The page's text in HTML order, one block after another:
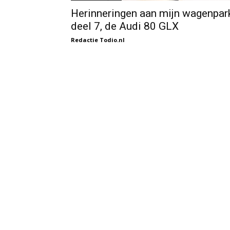
Herinneringen aan mijn
deel 7, de Audi 80 GLX
Redactie Todio.nl